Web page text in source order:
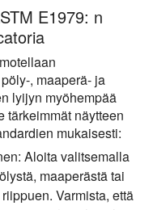
E1979: n
, maaperä- ja
lyijyn myöhempää
tärkeimmät näytteen
mukaisesti:
Aloita valitsemalla
maaperästä tai
Varmista, että